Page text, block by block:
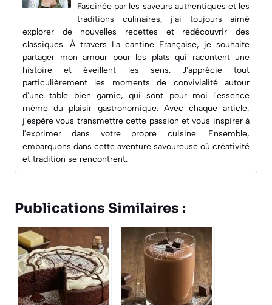
Fascinée par les saveurs authentiques et les
traditions culinaires, j'ai toujours aimé
explorer de nouvelles recettes et redécouvrir des
classiques. À travers La cantine Française, je souhaite
partager mon amour pour les plats qui racontent une
histoire et éveillent les sens. J'apprécie tout
particulièrement les moments de convivialité autour
d'une table bien garnie, qui sont pour moi l'essence
même du plaisir gastronomique. Avec chaque article,
j'espère vous transmettre cette passion et vous inspirer à
l'exprimer dans votre propre cuisine. Ensemble,
embarquons dans cette aventure savoureuse où créativité
et tradition se rencontrent.
Publications Similaires :